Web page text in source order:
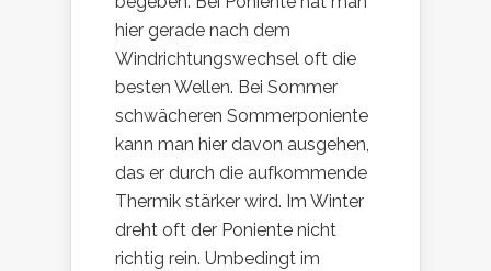
hier gerade nach dem
Windrichtungswechsel oft die
besten Wellen. Bei Sommer
schwächeren Sommerponiente
kann man hier davon ausgehen,
das er durch die aufkommende
Thermik stärker wird. Im Winter
dreht oft der Poniente nicht
richtig rein. Umbedingt im